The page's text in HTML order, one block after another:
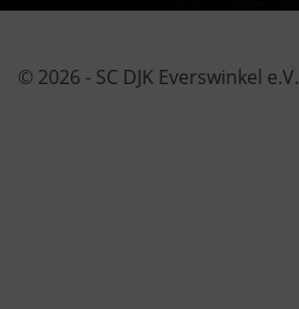
© 2026 - SC DJK Everswinkel e.V.